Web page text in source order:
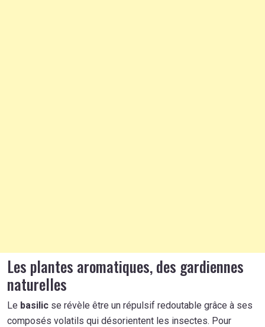
Les plantes aromatiques, des gardiennes
naturelles
Le basilic se révèle être un répulsif redoutable grâce à ses
composés volatils qui désorientent les insectes. Pour